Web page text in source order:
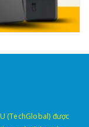
(TechGlobal) được